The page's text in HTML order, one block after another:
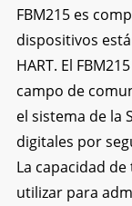
FBM215 es
dispositivos
HART. El
campo de
el sistema de la
digitales por
La capacidad
utilizar para